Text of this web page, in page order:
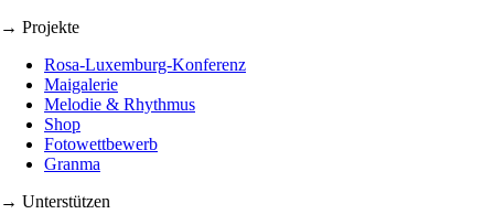
→ Projekte
Rosa-Luxemburg-Konferenz
Maigalerie
Melodie & Rhythmus
Shop
Fotowettbewerb
Granma
→ Unterstützen